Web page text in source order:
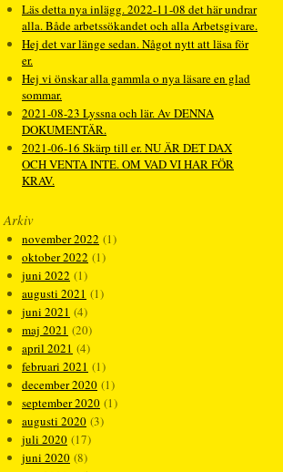
Läs detta nya inlägg. 2022-11-08 det här undrar
alla. Både arbetssökandet och alla Arbetsgivare.
Hej det var länge sedan. Något nytt att läsa för
er.
Hej vi önskar alla gammla o nya läsare en glad
sommar.
2021-08-23 Lyssna och lär. Av DENNA
DOKUMENTÄR.
2021-06-16 Skärp till er. NU ÄR DET DAX
OCH VENTA INTE. OM VAD VI HAR FÖR
KRAV.
Arkiv
november 2022 (1)
oktober 2022 (1)
juni 2022 (1)
augusti 2021 (1)
juni 2021 (4)
maj 2021 (20)
april 2021 (4)
februari 2021 (1)
december 2020 (1)
september 2020 (1)
augusti 2020 (3)
juli 2020 (17)
juni 2020 (8)